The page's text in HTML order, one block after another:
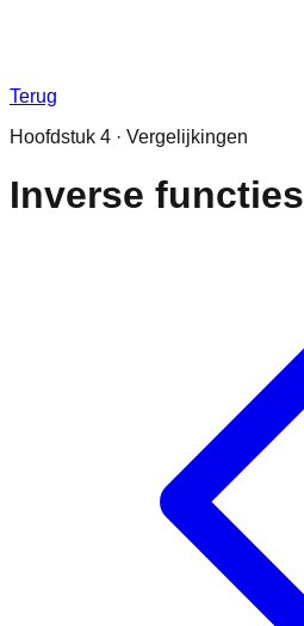
Terug
Hoofdstuk 4 · Vergelijkingen
Inverse functies